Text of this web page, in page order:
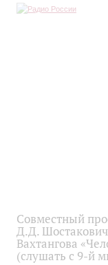
Совместный
Д.Д.
Вахтангова
(слушать с 9-й